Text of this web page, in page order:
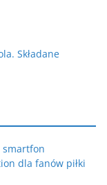
Składane
smartfon
dla fanów piłki